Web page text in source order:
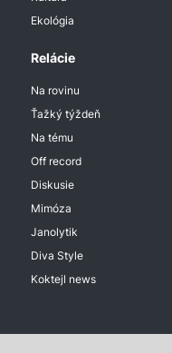
Ekológia
Relácie
Na rovinu
Ťažký týždeň
Na tému
Off record
Diskusie
Mimóza
Janolytik
Diva Style
Koktejl news